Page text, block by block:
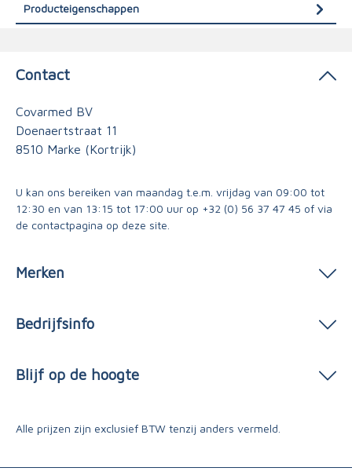
Producteigenschappen
Contact
Covarmed BV
Doenaertstraat 11
8510 Marke (Kortrijk)
U kan ons bereiken van maandag t.e.m. vrijdag van 09:00 tot
12:30 en van 13:15 tot 17:00 uur op +32 (0) 56 37 47 45 of via
de contactpagina op deze site.
Merken
Bedrijfsinfo
Blijf op de hoogte
Alle prijzen zijn exclusief BTW tenzij anders vermeld.